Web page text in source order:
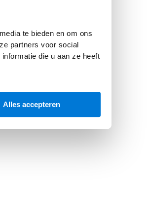
te bieden en om ons
partners voor social
die u aan ze heeft
Alles accepteren
for more information).